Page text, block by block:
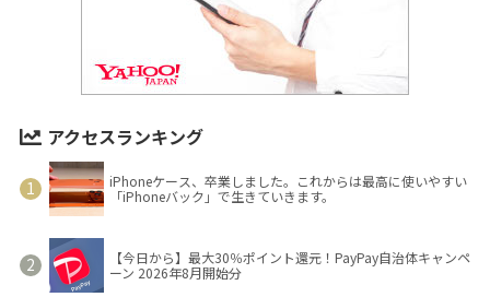
アクセスランキング
iPhoneケース、卒業しました。これからは最高に使いやすい
「iPhoneバック」で生きていきます。
【今日から】最大30％ポイント還元！PayPay自治体キャンペ
ーン 2026年8月開始分